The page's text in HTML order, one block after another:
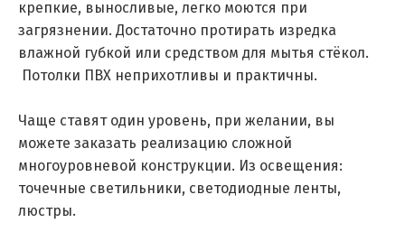
крепкие, выносливые, легко моются при
загрязнении. Достаточно протирать изредка
влажной губкой или средством для мытья стёкол.
Потолки ПВХ неприхотливы и практичны.
Чаще ставят один уровень, при желании, вы
можете заказать реализацию сложной
многоуровневой конструкции. Из освещения:
точечные светильники, светодиодные ленты,
люстры.